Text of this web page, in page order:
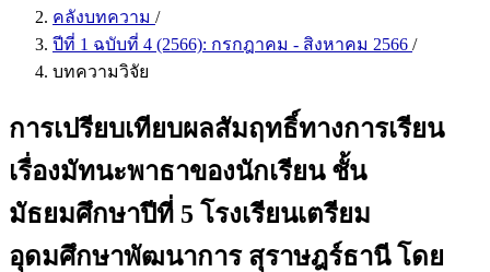
คลังบทความ /
ปีที่ 1 ฉบับที่ 4 (2566): กรกฎาคม - สิงหาคม 2566 /
บทความวิจัย
การเปรียบเทียบผลสัมฤทธิ์ทางการเรียน
เรื่องมัทนะพาธาของนักเรียน ชั้น
มัธยมศึกษาปีที่ 5 โรงเรียนเตรียม
อุดมศึกษาพัฒนาการ สุราษฎร์ธานี โดย